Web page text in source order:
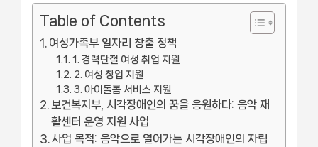
Table of Contents
여성가족부 일자리 창출 정책
1. 경력단절 여성 취업 지원
2. 여성 창업 지원
3. 아이돌봄 서비스 지원
보건복지부, 시각장애인의 꿈을 응원하다: 음악 재
활센터 운영 지원 사업
사업 목적: 음악으로 열어가는 시각장애인의 자립